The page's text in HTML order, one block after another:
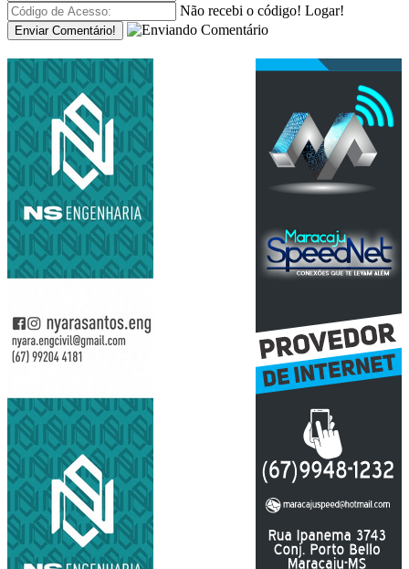
Não recebi o código! Logar!
Enviar Comentário!